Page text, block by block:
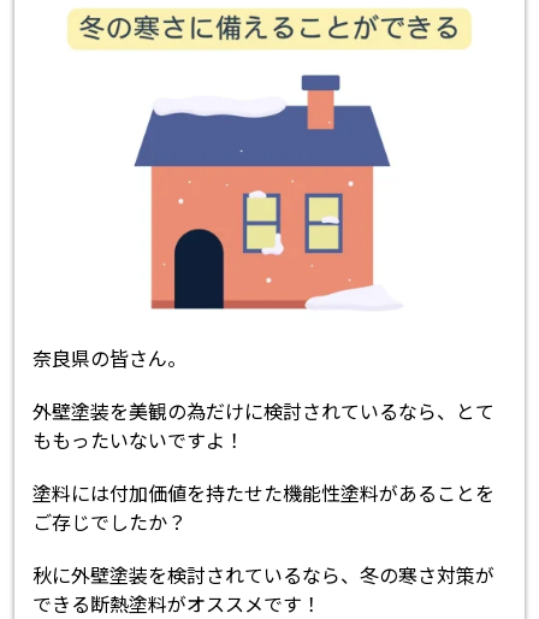
奈良県の皆さん。
外壁塗装を美観の為だけに検討されているなら、とて
ももったいないですよ！
塗料には付加価値を持たせた機能性塗料があることを
ご存じでしたか？
秋に外壁塗装を検討されているなら、冬の寒さ対策が
できる断熱塗料がオススメです！